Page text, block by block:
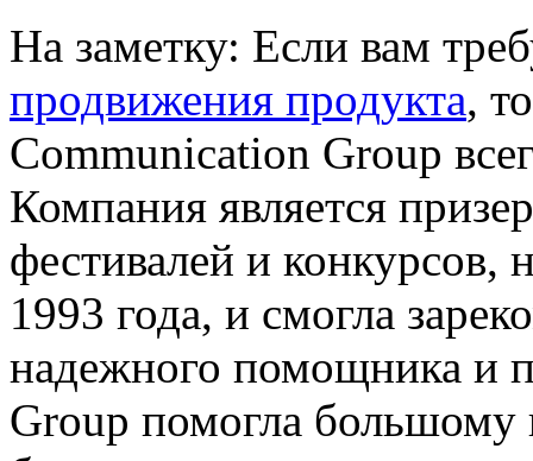
На заметку: Если вам
продвижения продукта,
Communication Group
Компания является
фестивалей и конкурсов,
1993 года, и смогла
надежного помощника и
Group помогла большому